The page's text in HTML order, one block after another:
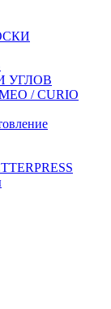
УГЛОВ
/ CURIO